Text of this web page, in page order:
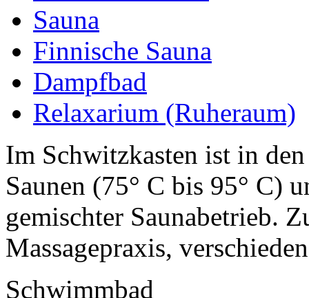
Sauna
Finnische Sauna
Dampfbad
Relaxarium (Ruheraum)
Im Schwitzkasten ist in
Saunen (75° C bis 95° C)
gemischter Saunabetrieb.
Massagepraxis,
Schwimmbad